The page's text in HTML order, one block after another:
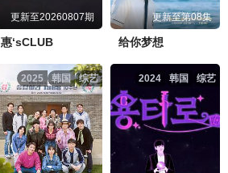
更新至20260807期
惠‘sCLUB
更新至第08集
给你梦想
综艺
韩国
2025 综艺
韩国
2024